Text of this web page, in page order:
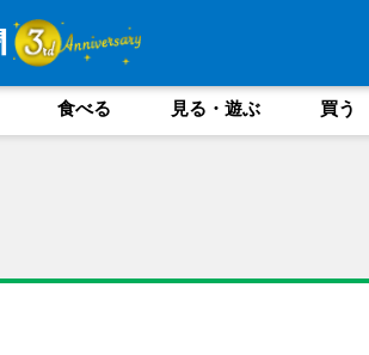
食べる 見る・遊ぶ 買う